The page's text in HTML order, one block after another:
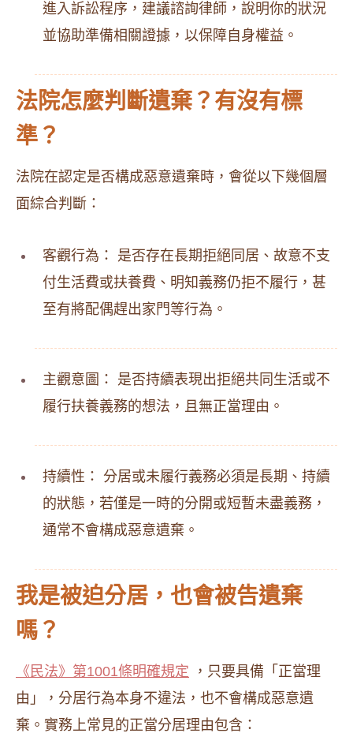
進入訴訟程序，建議諮詢律師，說明你的狀況
並協助準備相關證據，以保障自身權益。
法院怎麼判斷遺棄？有沒有標
準？
法院在認定是否構成惡意遺棄時，會從以下幾個層
面綜合判斷：
客觀行為： 是否存在長期拒絕同居、故意不支
付生活費或扶養費、明知義務仍拒不履行，甚
至有將配偶趕出家門等行為。
主觀意圖： 是否持續表現出拒絕共同生活或不
履行扶養義務的想法，且無正當理由。
持續性： 分居或未履行義務必須是長期、持續
的狀態，若僅是一時的分開或短暫未盡義務，
通常不會構成惡意遺棄。
我是被迫分居，也會被告遺棄
嗎？
《民法》第1001條明確規定 ，只要具備「正當理
由」，分居行為本身不違法，也不會構成惡意遺
棄。實務上常見的正當分居理由包含：